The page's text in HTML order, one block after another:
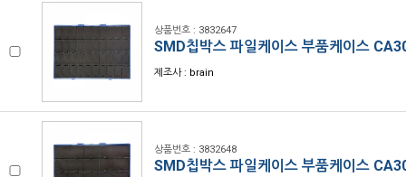
상품번호 : 3832647
SMD칩박스 파일케이스 부품케이스
제조사 : brain
상품번호 : 3832648
SMD칩박스 파일케이스 부품케이스